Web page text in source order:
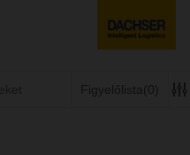
Figyelőlista (0)